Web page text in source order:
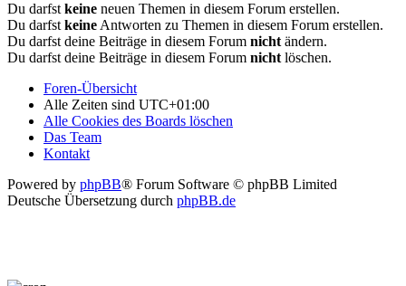
Du darfst keine neuen Themen in diesem Forum erstellen.
Du darfst keine Antworten zu Themen in diesem Forum erstellen.
Du darfst deine Beiträge in diesem Forum nicht ändern.
Du darfst deine Beiträge in diesem Forum nicht löschen.
Foren-Übersicht
Alle Zeiten sind UTC+01:00
Alle Cookies des Boards löschen
Das Team
Kontakt
Powered by phpBB® Forum Software © phpBB Limited
Deutsche Übersetzung durch phpBB.de